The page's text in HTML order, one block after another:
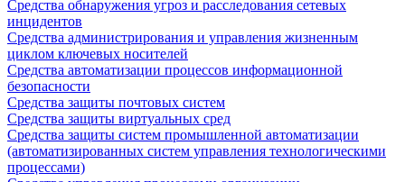
Средства обнаружения угроз и расследования сетевых
инцидентов
Средства администрирования и управления жизненным
циклом ключевых носителей
Средства автоматизации процессов информационной
безопасности
Средства защиты почтовых систем
Средства защиты виртуальных сред
Средства защиты систем промышленной автоматизации
(автоматизированных систем управления технологическими
процессами)